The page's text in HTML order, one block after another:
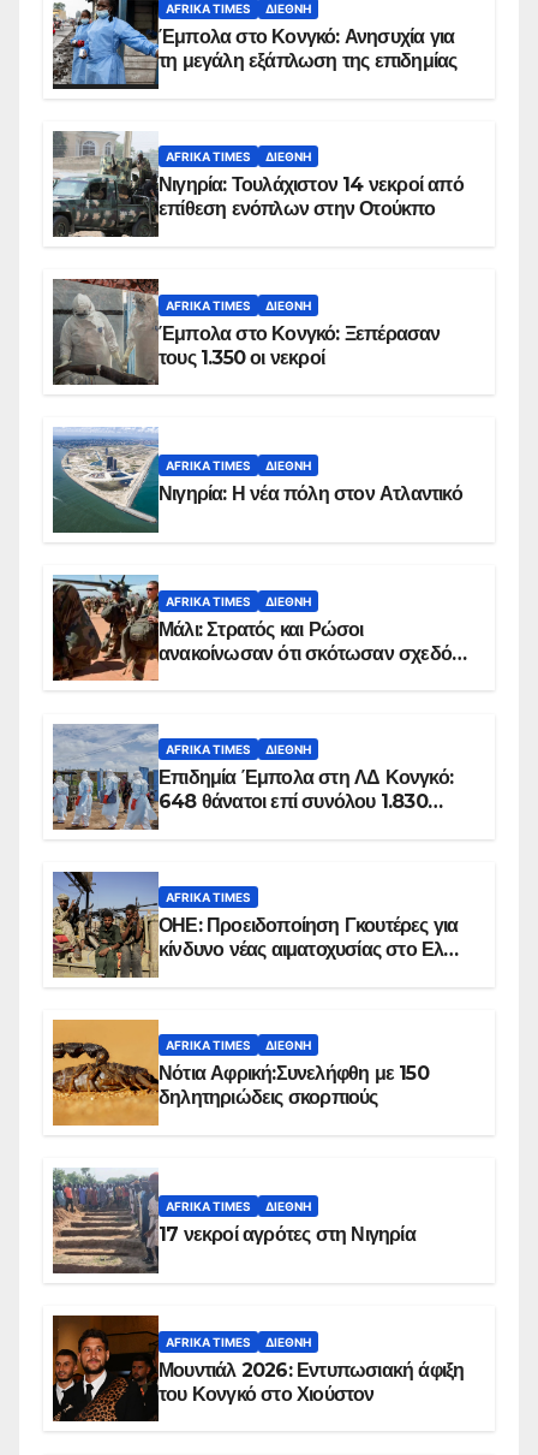
AFRIKA TIMES ΔΙΕΘΝΉ
Έμπολα στο Κονγκό: Ανησυχία για
τη μεγάλη εξάπλωση της επιδημίας
AFRIKA TIMES ΔΙΕΘΝΉ
Νιγηρία: Τουλάχιστον 14 νεκροί από
επίθεση ενόπλων στην Οτούκπο
AFRIKA TIMES ΔΙΕΘΝΉ
Έμπολα στο Κονγκό: Ξεπέρασαν
τους 1.350 οι νεκροί
AFRIKA TIMES ΔΙΕΘΝΉ
Νιγηρία: Η νέα πόλη στον Ατλαντικό
AFRIKA TIMES ΔΙΕΘΝΉ
Μάλι: Στρατός και Ρώσοι
ανακοίνωσαν ότι σκότωσαν σχεδόν
AFRIKA TIMES ΔΙΕΘΝΉ
Επιδημία Έμπολα στη ΛΔ Κονγκό:
648 θάνατοι επί συνόλου 1.830
AFRIKA TIMES
ΟΗΕ: Προειδοποίηση Γκουτέρες για
κίνδυνο νέας αιματοχυσίας στο Ελ
AFRIKA TIMES ΔΙΕΘΝΉ
Νότια Αφρική:Συνελήφθη με 150
δηλητηριώδεις σκορπιούς
AFRIKA TIMES ΔΙΕΘΝΉ
17 νεκροί αγρότες στη Νιγηρία
AFRIKA TIMES ΔΙΕΘΝΉ
Μουντιάλ 2026: Εντυπωσιακή άφιξη
του Κονγκό στο Χιούστον